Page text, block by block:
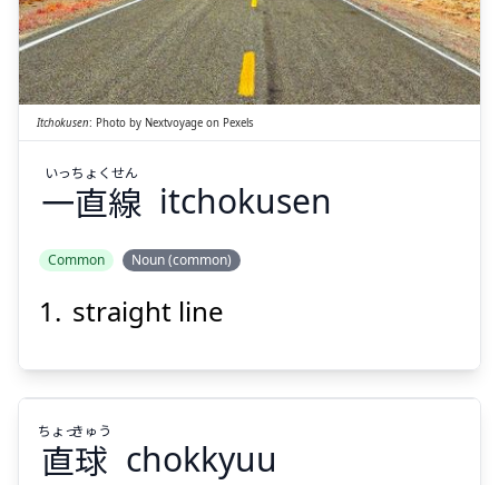
一
直
線
いっ
ちょく
せん
Itchokusen: Photo by Nextvoyage on Pexels
一直線
いっちょくせん
itchokusen
Common Noun (common)
straight line
直球
ちょっきゅう
chokkyuu